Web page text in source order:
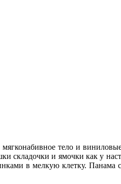
тело и
складочки и ямочки как у
в мелкую клетку. Панама